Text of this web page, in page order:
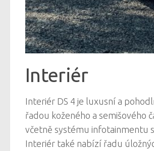
Interiér
Interiér DS 4 je luxusní a
řadou koženého a semišového
včetně systému infotainmentu
Interiér také nabízí řadu